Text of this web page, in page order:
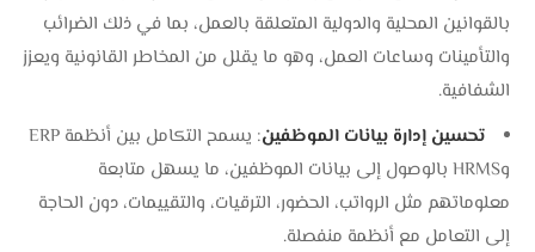
بالقوانين المحلية والدولية المتعلقة بالعمل، بما في ذلك الضرائب
والتأمينات وساعات العمل، وهو ما يقلل من المخاطر القانونية ويعزز
الشفافية.
تحسين إدارة بيانات الموظفين
: يسمح التكامل بين أنظمة ERP
وHRMS بالوصول إلى بيانات الموظفين، ما يسهل متابعة
معلوماتهم مثل الرواتب، الحضور، الترقيات، والتقييمات، دون الحاجة
إلى التعامل مع أنظمة منفصلة.